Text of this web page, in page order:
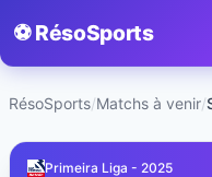
⚽ RésoSports
RésoSports/Matchs à venir/
Primeira Liga - 2025